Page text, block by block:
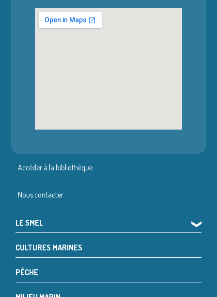
Accéder à la bibliothèque
Nous contacter
LE SMEL ❯
CULTURES MARINES
PÊCHE